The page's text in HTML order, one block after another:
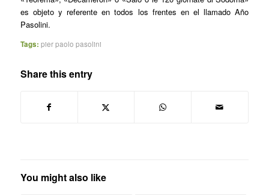
es objeto y referente en todos los frentes en el llamado Año
Pasolini.
Tags: pier paolo pasolini
Share this entry
You might also like